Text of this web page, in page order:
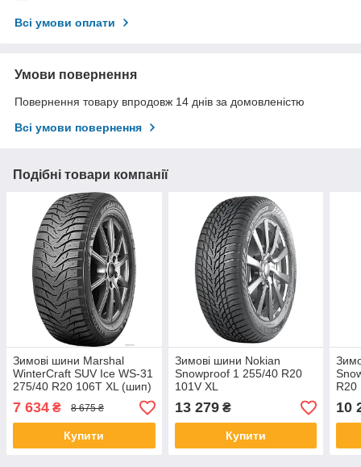
Всі умови оплати
Умови повернення
Повернення товару впродовж 14 днів за домовленістю
Всі умови повернення
Подібні товари компанії
Зимові шини Marshal
WinterCraft SUV Ice WS-31
275/40 R20 106T XL (шип)
7 634 ₴ 8 675 ₴
Купити
Зимові шини Nokian
Snowproof 1 255/40 R20
101V XL
13 279₴
Купити
R20
10